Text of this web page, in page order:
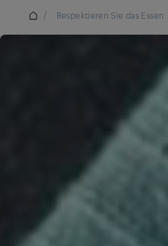
/ Respektieren Sie das Essen